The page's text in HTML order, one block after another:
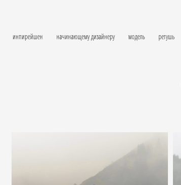
инпирейшен начинающему дизайнеру модель ретушь